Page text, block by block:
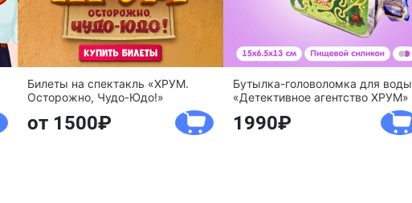
Билеты на спектакль «ХРУМ.
Осторожно, Чудо-Юдо!»
от 1500
Бутылка-головоломка для воды
«Детективное агентство ХРУМ»
1990